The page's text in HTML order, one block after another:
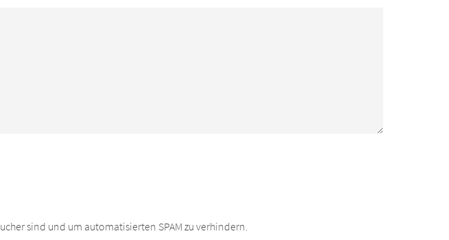
sind und um automatisierten SPAM zu verhindern.